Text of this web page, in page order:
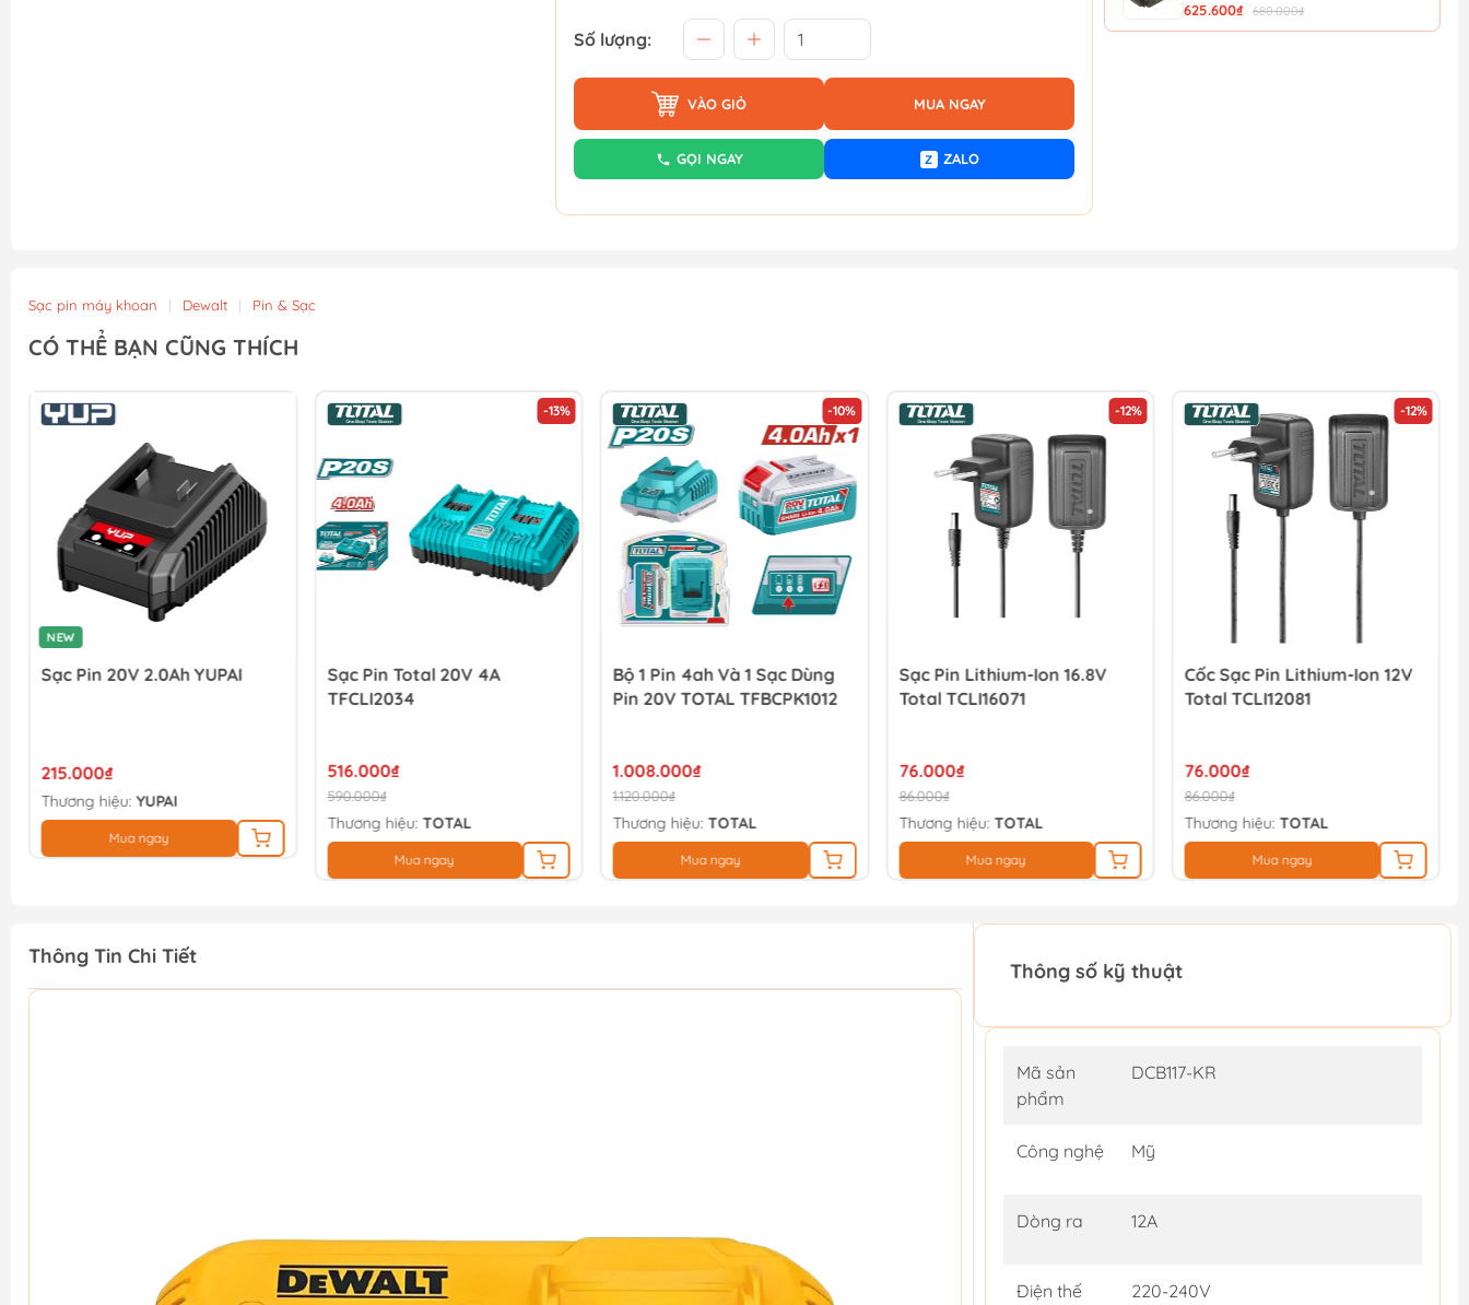
Số lượng:
VÀO GIỎ MUA NGAY
GỌI NGAY Z ZALO
625.600₫ 680.000₫
Sạc pin máy khoan | Dewalt | Pin & Sạc
CÓ THỂ BẠN CŨNG THÍCH
NEW
Sạc Pin 20V 2.0Ah YUPAI
215.000₫
Thương hiệu:YUPAI
Mua ngay
-13%
Sạc Pin Total 20V 4A
TFCLI2034
516.000₫
590.000₫
Thương hiệu: TOTAL
Mua ngay
-10%
Bộ 1 Pin 4ah Và 1 Sạc Dùng
Pin 20V TOTAL TFBCPK1012
1.008.000₫
1.120.000₫
Thương hiệu: TOTAL
Mua ngay
-12%
Sạc Pin Lithium-Ion 16.8V
Total TCLI16071
76.000₫
86.000₫
Thương hiệu: TOTAL
Mua ngay
-12%
Cốc Sạc Pin Lithium-Ion 12V
Total TCLI12081
76.000₫
86.000₫
Thương hiệu: TOTAL
Mua ngay
Thông Tin Chi Tiết
Thông số kỹ thuật
Mã sản
phẩm
DCB117-KR
Công nghệ Mỹ
Dòng ra 12A
Điện thế
220-240V